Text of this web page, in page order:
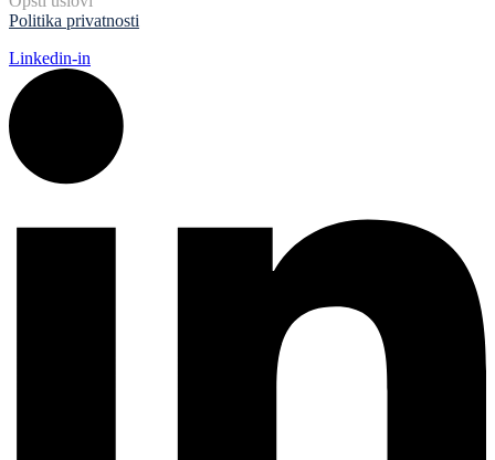
Politika privatnosti
Linkedin-in